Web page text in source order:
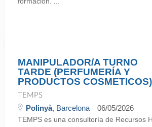
MANIPULADOR/A TURNO
TARDE (PERFUMERÍA Y
PRODUCTOS COSMETICOS)
TEMPS
Polinyà, Barcelona 06/05/2026
TEMPS es una consultoría de Recursos